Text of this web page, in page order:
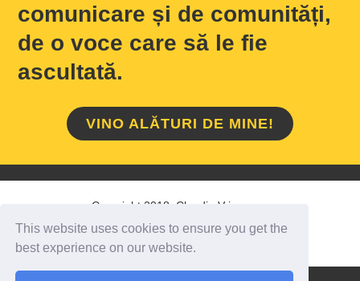
This website uses cookies to ensure you get the
best experience on our website.
comunicare și de comunități,
de o voce care să le fie
ascultată.
VINO ALĂTURI DE MINE!
Copyright 2018 Claudiu Vrinceanu
HOME / DESPRE MINE CONTACT